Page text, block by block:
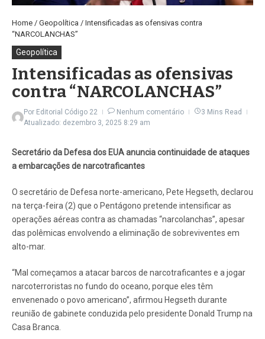
Home / Geopolítica / Intensificadas as ofensivas contra
“NARCOLANCHAS”
Geopolítica
Intensificadas as ofensivas
contra “NARCOLANCHAS”
Por Editorial Código 22 Nenhum comentário
3 Mins Read
Atualizado: dezembro 3, 2025 8:29 am
Secretário da Defesa dos EUA anuncia continuidade de ataques
a embarcações de narcotraficantes
O secretário de Defesa norte-americano, Pete Hegseth, declarou
na terça-feira (2) que o Pentágono pretende intensificar as
operações aéreas contra as chamadas “narcolanchas”, apesar
das polêmicas envolvendo a eliminação de sobreviventes em
alto-mar.
“Mal começamos a atacar barcos de narcotraficantes e a jogar
narcoterroristas no fundo do oceano, porque eles têm
envenenado o povo americano”, afirmou Hegseth durante
reunião de gabinete conduzida pelo presidente Donald Trump na
Casa Branca.